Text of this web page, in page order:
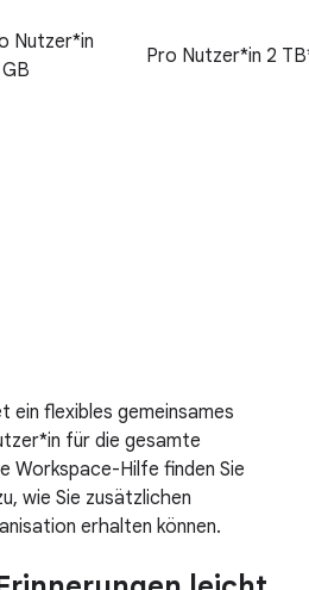
Nutzer*in
Pro Nutzer*in 2
flexibles gemeinsames
für die gesamte
Workspace-Hilfe finden Sie
wie Sie zusätzlichen
erhalten können.